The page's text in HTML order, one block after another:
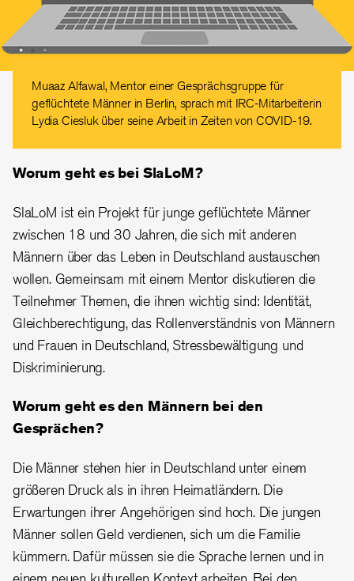
Muaaz Alfawal, Mentor einer Gesprächsgruppe für
geflüchtete Männer in Berlin, sprach mit IRC-Mitarbeiterin
Lydia Ciesluk über seine Arbeit in Zeiten von COVID-19.
Worum geht es bei SlaLoM?
SlaLoM ist ein Projekt für junge geflüchtete Männer
zwischen 18 und 30 Jahren, die sich mit anderen
Männern über das Leben in Deutschland austauschen
wollen. Gemeinsam mit einem Mentor diskutieren die
Teilnehmer Themen, die ihnen wichtig sind: Identität,
Gleichberechtigung, das Rollenverständnis von Männern
und Frauen in Deutschland, Stressbewältigung und
Diskriminierung.
Worum geht es den Männern bei den
Gesprächen?
Die Männer stehen hier in Deutschland unter einem
größeren Druck als in ihren Heimatländern. Die
Erwartungen ihrer Angehörigen sind hoch. Die jungen
Männer sollen Geld verdienen, sich um die Familie
kümmern. Dafür müssen sie die Sprache lernen und in